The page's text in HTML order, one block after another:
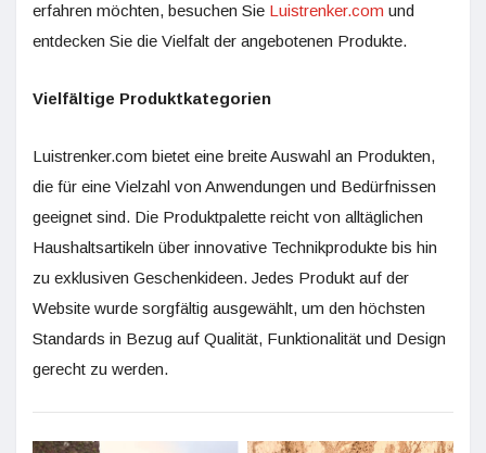
erfahren möchten, besuchen Sie Luistrenker.com und
entdecken Sie die Vielfalt der angebotenen Produkte.
Vielfältige Produktkategorien
Luistrenker.com bietet eine breite Auswahl an Produkten,
die für eine Vielzahl von Anwendungen und Bedürfnissen
geeignet sind. Die Produktpalette reicht von alltäglichen
Haushaltsartikeln über innovative Technikprodukte bis hin
zu exklusiven Geschenkideen. Jedes Produkt auf der
Website wurde sorgfältig ausgewählt, um den höchsten
Standards in Bezug auf Qualität, Funktionalität und Design
gerecht zu werden.